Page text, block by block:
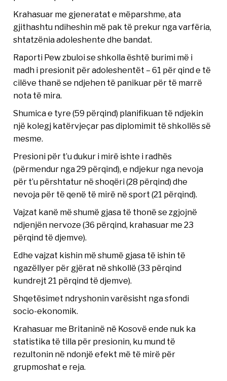
Krahasuar me gjeneratat e mëparshme, ata
gjithashtu ndiheshin më pak të prekur nga varfëria,
shtatzënia adoleshente dhe bandat.
Raporti Pew zbuloi se shkolla është burimi më i
madh i presionit për adoleshentët – 61 për qind e të
cilëve thanë se ndjehen të panikuar për të marrë
nota të mira.
Shumica e tyre (59 përqind) planifikuan të ndjekin
një kolegj katërvjeçar pas diplomimit të shkollës së
mesme.
Presioni për t’u dukur i mirë ishte i radhës
(përmendur nga 29 përqind), e ndjekur nga nevoja
për t’u përshtatur në shoqëri (28 përqind) dhe
nevoja për të qenë të mirë në sport (21 përqind).
Vajzat kanë më shumë gjasa të thonë se zgjojnë
ndjenjën nervoze (36 përqind, krahasuar me 23
përqind të djemve).
Edhe vajzat kishin më shumë gjasa të ishin të
ngazëllyer për gjërat në shkollë (33 përqind
kundrejt 21 përqind të djemve).
Shqetësimet ndryshonin varësisht nga sfondi
socio-ekonomik.
Krahasuar me Britaninë në Kosovë ende nuk ka
statistika të tilla për presionin, ku mund të
rezultonin në ndonjë efekt më të mirë për
grupmoshat e reja.